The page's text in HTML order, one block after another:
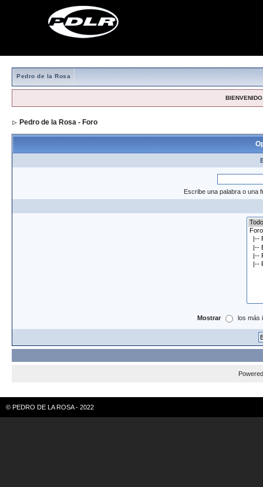
Pedro de la Rosa
Pedro de la Rosa - Foro
Escribe una palabra o una
Mostrar los más
© PEDRO DE LA ROSA - 2022